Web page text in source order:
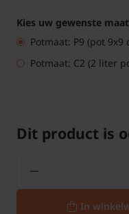
Kies uw gewenste
Potmaat: P9 (pot 9x9
Potmaat: C2 (2 liter
Dit product is
In